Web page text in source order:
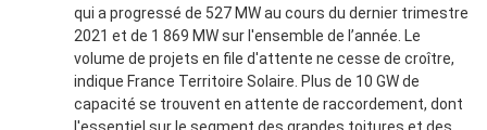
qui a progressé de 527 MW au cours du dernier trimestre
2021 et de 1 869 MW sur l'ensemble de l’année. Le
volume de projets en file d'attente ne cesse de croître,
indique France Territoire Solaire. Plus de 10 GW de
capacité se trouvent en attente de raccordement, dont